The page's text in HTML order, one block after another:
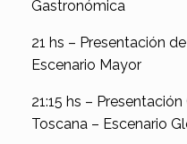
Gastronómica
21 hs – Presentación
Escenario Mayor
21:15 hs –
Toscana – Escenario